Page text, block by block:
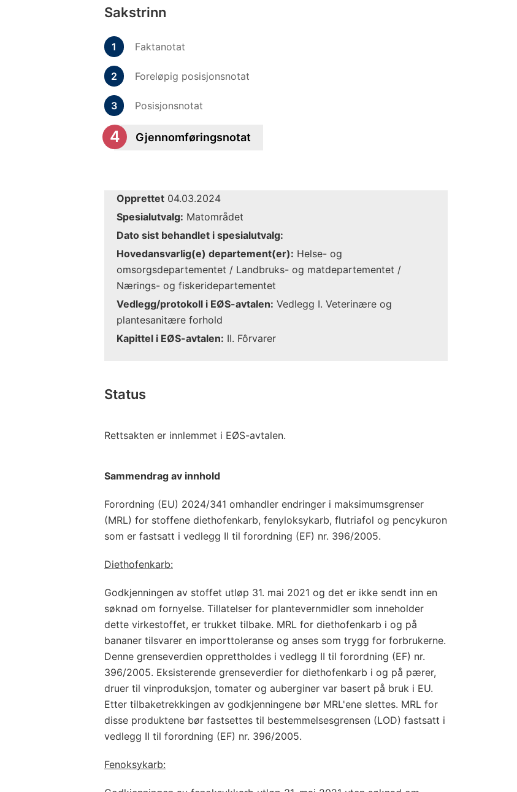
Sakstrinn
Faktanotat
Foreløpig posisjonsnotat
Posisjonsnotat
Gjennomføringsnotat
Opprettet 04.03.2024
Spesialutvalg: Matområdet
Dato sist behandlet i spesialutvalg:
Hovedansvarlig(e) departement(er): Helse- og
omsorgsdepartementet / Landbruks- og matdepartementet /
Nærings- og fiskeridepartementet
Vedlegg/protokoll i EØS-avtalen: Vedlegg I. Veterinære og
plantesanitære forhold
Kapittel i EØS-avtalen: II. Fôrvarer
Status
Rettsakten er innlemmet i EØS-avtalen.
Sammendrag av innhold
Forordning (EU) 2024/341 omhandler endringer i maksimumsgrenser
(MRL) for stoffene diethofenkarb, fenyloksykarb, flutriafol og pencykuron
som er fastsatt i vedlegg II til forordning (EF) nr. 396/2005.
Diethofenkarb:
Godkjenningen av stoffet utløp 31. mai 2021 og det er ikke sendt inn en
søknad om fornyelse. Tillatelser for plantevernmidler som inneholder
dette virkestoffet, er trukket tilbake. MRL for diethofenkarb i og på
bananer tilsvarer en importtoleranse og anses som trygg for forbrukerne.
Denne grenseverdien opprettholdes i vedlegg II til forordning (EF) nr.
396/2005. Eksisterende grenseverdier for diethofenkarb i og på pærer,
druer til vinproduksjon, tomater og auberginer var basert på bruk i EU.
Etter tilbaketrekkingen av godkjenningene bør MRL'ene slettes. MRL for
disse produktene bør fastsettes til bestemmelsesgrensen (LOD) fastsatt i
vedlegg II til forordning (EF) nr. 396/2005.
Fenoksykarb: